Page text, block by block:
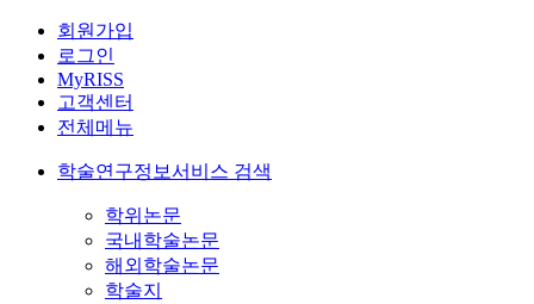
회원가입
로그인
MyRISS
고객센터
전체메뉴
학술연구정보서비스 검색
학위논문
국내학술논문
해외학술논문
학술지